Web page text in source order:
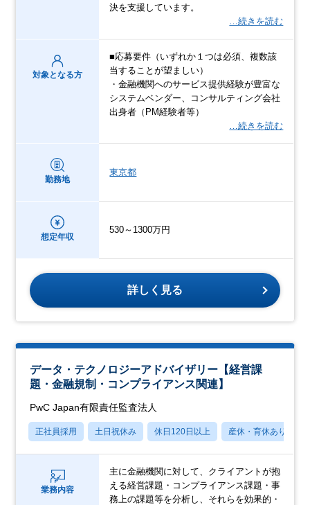
決を支援しています。
…続きを読む
対象となる方
■応募要件（いずれか１つは必須、複数該
当することが望ましい）
・金融機関へのサービス提供経験が豊富な
システムベンダー、コンサルティング会社
出身者（PM経験者等）
…続きを読む
勤務地
東京都
想定年収
530～1300万円
詳しく見る
データ・テクノロジーアドバイザリー【経営課
題・金融規制・コンプライアンス関連】
PwC Japan有限責任監査法人
正社員採用 土日祝休み 休日120日以上 産休・育休あり
業務内容
主に金融機関に対して、クライアントが抱
える経営課題・コンプライアンス課題・事
務上の課題等を分析し、それらを効果的・